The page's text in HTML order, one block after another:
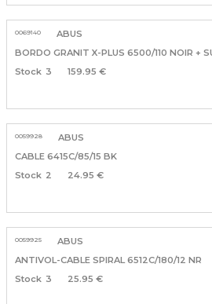
0069140
ABUS
BORDO GRANIT X-PLUS 6500/110 NOIR +
3
159.95 €
0059928
ABUS
CABLE 6415C/85/15 BK
2
24.95 €
0059925
ABUS
ANTIVOL-CABLE SPIRAL 6512C/180/12 NR
3
25.95 €